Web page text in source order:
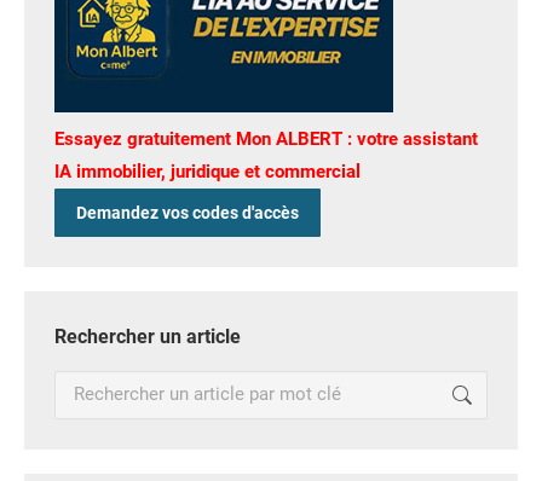
Essayez gratuitement Mon ALBERT : votre assistant
IA immobilier, juridique et commercial
Demandez vos codes d'accès
Rechercher un article
Recherche